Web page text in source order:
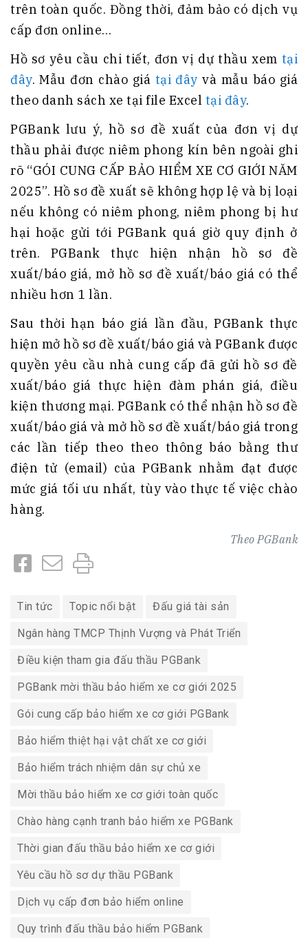
trên toàn quốc. Đồng thời, đảm bảo có dịch vụ
cấp đơn online…
Hồ sơ yêu cầu chi tiết, đơn vị dự thầu xem tại
đây. Mẫu đơn chào giá tại đây và mẫu báo giá
theo danh sách xe tại file Excel tại đây.
PGBank lưu ý, hồ sơ đề xuất của đơn vị dự
thầu phải được niêm phong kín bên ngoài ghi
rõ “GÓI CUNG CẤP BẢO HIỂM XE CƠ GIỚI NĂM
2025”. Hồ sơ đề xuất sẽ không hợp lệ và bị loại
nếu không có niêm phong, niêm phong bị hư
hại hoặc gửi tới PGBank quá giờ quy định ở
trên. PGBank thực hiện nhận hồ sơ đề
xuất/báo giá, mở hồ sơ đề xuất/báo giá có thể
nhiều hơn 1 lần.
Sau thời hạn báo giá lần đầu, PGBank thực
hiện mở hồ sơ đề xuất/báo giá và PGBank được
quyền yêu cầu nhà cung cấp đã gửi hồ sơ đề
xuất/báo giá thực hiện đàm phán giá, điều
kiện thương mại. PGBank có thể nhận hồ sơ đề
xuất/báo giá và mở hồ sơ đề xuất/báo giá trong
các lần tiếp theo theo thông báo bằng thư
điện tử (email) của PGBank nhằm đạt được
mức giá tối ưu nhất, tùy vào thực tế việc chào
hàng.
Theo PGBank
Tin tức Topic nổi bật Đấu giá tài sản
Ngân hàng TMCP Thịnh Vượng và Phát Triển
Điều kiện tham gia đấu thầu PGBank
PGBank mời thầu bảo hiểm xe cơ giới 2025
Gói cung cấp bảo hiểm xe cơ giới PGBank
Bảo hiểm thiệt hại vật chất xe cơ giới
Bảo hiểm trách nhiệm dân sự chủ xe
Mời thầu bảo hiểm xe cơ giới toàn quốc
Chào hàng cạnh tranh bảo hiểm xe PGBank
Thời gian đấu thầu bảo hiểm xe cơ giới
Yêu cầu hồ sơ dự thầu PGBank
Dịch vụ cấp đơn bảo hiểm online
Quy trình đấu thầu bảo hiểm PGBank